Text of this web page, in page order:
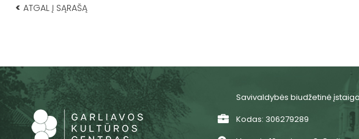
< ATGAL Į SĄRAŠĄ
Savivaldybės biudžetinė
Kodas: 306279289